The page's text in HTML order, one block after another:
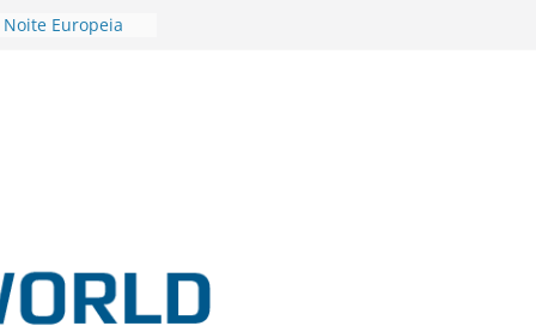
Noite Europeia
as the
EU, Russia
SAGE